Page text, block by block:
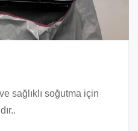
sağlıklı soğutma için